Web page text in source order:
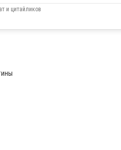
и цитайликов